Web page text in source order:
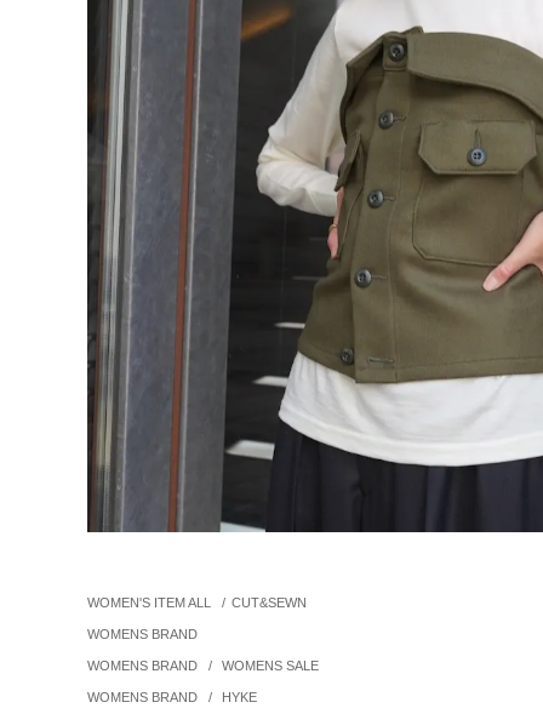
WOMEN'S ITEM ALL / CUT&SEWN
WOMENS BRAND
WOMENS BRAND / WOMENS SALE
WOMENS BRAND / HYKE